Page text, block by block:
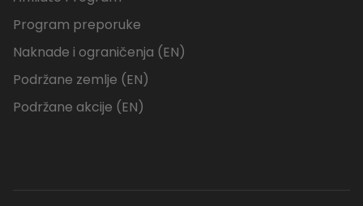
Program preporuke
Naknade i ograničenja (EN)
Podržane zemlje (EN)
Podržane akcije (EN)